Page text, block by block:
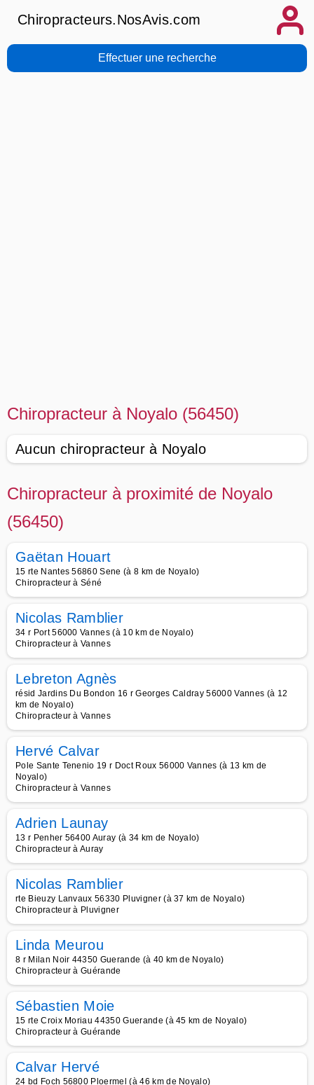
Chiropracteurs.NosAvis.com
Effectuer une recherche
Chiropracteur à Noyalo (56450)
Aucun chiropracteur à Noyalo
Chiropracteur à proximité de Noyalo
(56450)
Gaëtan Houart
15 rte Nantes 56860 Sene (à 8 km de Noyalo)
Chiropracteur à Séné
Nicolas Ramblier
34 r Port 56000 Vannes (à 10 km de Noyalo)
Chiropracteur à Vannes
Lebreton Agnès
résid Jardins Du Bondon 16 r Georges Caldray 56000 Vannes (à 12
km de Noyalo)
Chiropracteur à Vannes
Hervé Calvar
Pole Sante Tenenio 19 r Doct Roux 56000 Vannes (à 13 km de
Noyalo)
Chiropracteur à Vannes
Adrien Launay
13 r Penher 56400 Auray (à 34 km de Noyalo)
Chiropracteur à Auray
Nicolas Ramblier
rte Bieuzy Lanvaux 56330 Pluvigner (à 37 km de Noyalo)
Chiropracteur à Pluvigner
Linda Meurou
8 r Milan Noir 44350 Guerande (à 40 km de Noyalo)
Chiropracteur à Guérande
Sébastien Moie
15 rte Croix Moriau 44350 Guerande (à 45 km de Noyalo)
Chiropracteur à Guérande
Calvar Hervé
24 bd Foch 56800 Ploermel (à 46 km de Noyalo)